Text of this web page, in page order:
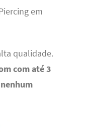
em
qualidade.
com até 3